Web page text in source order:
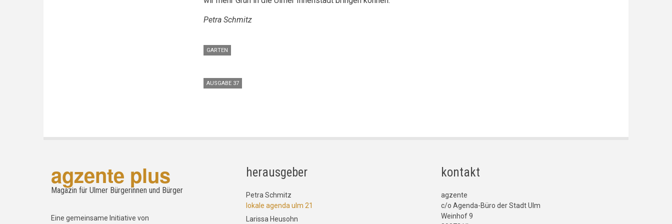
Petra Schmitz
GARTEN
AUSGABE 37
agzente plus
Magazin für Ulmer Bürgerinnen und Bürger
Eine gemeinsame Initiative von
herausgeber
Petra Schmitz
lokale agenda ulm 21
Larissa Heusohn
kontakt
agzente
c/o Agenda-Büro der Stadt Ulm
Weinhof 9